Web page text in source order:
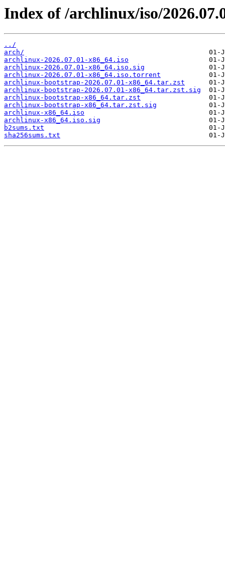
Index of /archlinux/iso/
../
arch/
archlinux-2026.07.01-x86_64.iso
archlinux-2026.07.01-x86_64.iso.sig
archlinux-2026.07.01-x86_64.iso.torrent
archlinux-bootstrap-2026.07.01-x86_64.tar.zst
archlinux-bootstrap-2026.07.01-x86_64.tar.zst.sig
archlinux-bootstrap-x86_64.tar.zst
archlinux-bootstrap-x86_64.tar.zst.sig
archlinux-x86_64.iso
archlinux-x86_64.iso.sig
b2sums.txt
sha256sums.txt